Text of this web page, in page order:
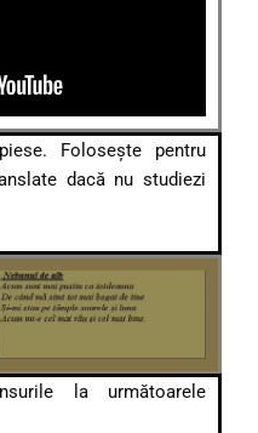
Folosește pentru
dacă nu studiezi
la următoarele